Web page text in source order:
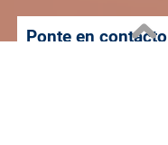
Ponte en contacto